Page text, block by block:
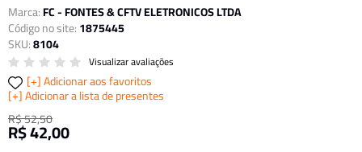
Marca:FC - FONTES & CFTV ELETRONICOS LTDA
Código no site:1875445
SKU:8104
Visualizar avaliações
Adicionar aos favoritos
Adicionar a lista de presentes
R$ 52,50
R$ 42,00